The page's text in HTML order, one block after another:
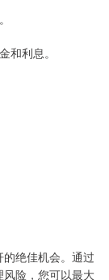
和利息。
绝佳机会。通过
险，您可以最大